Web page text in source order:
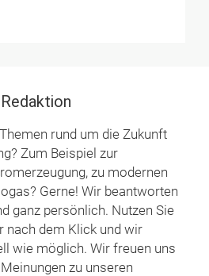
rund um die Zukunft
Zum Beispiel zur
zu modernen
Gerne! Wir beantworten
ganz persönlich. Nutzen Sie
nach dem Klick und wir
wie möglich. Wir freuen uns
zu unseren